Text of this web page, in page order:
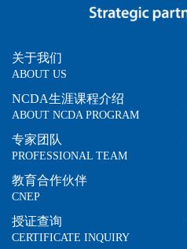
关于我们
ABOUT US
NCDA生涯课程介绍
ABOUT NCDA PROGRAM
专家团队
PROFESSIONAL TEAM
教育合作伙伴
CNEP
授证查询
CERTIFICATE INQUIRY